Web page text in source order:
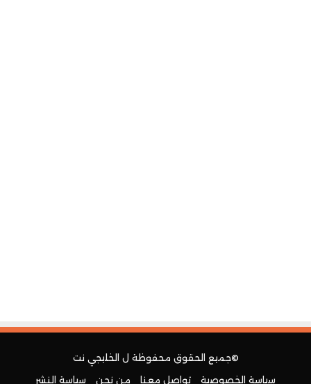
©جميع الحقوق محفوظة ل الخليجي نت
سياسة الخصوصية
تواصل معنا من نحن سياسة النشر